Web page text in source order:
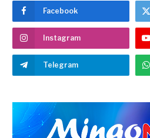
Facebook
Instagram
Telegram